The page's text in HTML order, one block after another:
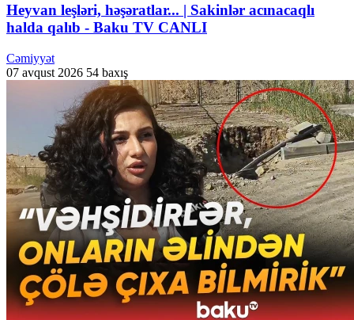
Heyvan leşləri, həşəratlar... | Sakinlər acınacaqlı
halda qalıb - Baku TV CANLI
Cəmiyyət
07 avqust 2026 54 baxış